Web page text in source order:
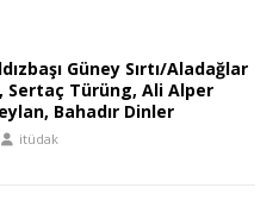
Güney Sırtı/Aladağlar
Sertaç Türüng, Ali Alper
Bahadır Dinler
itüdak